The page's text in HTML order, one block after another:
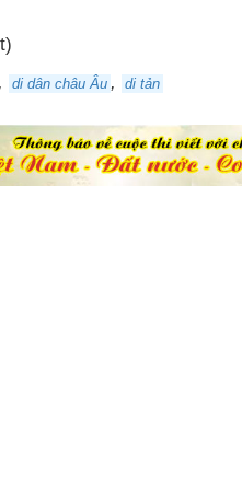
di dân châu Âu , di tản